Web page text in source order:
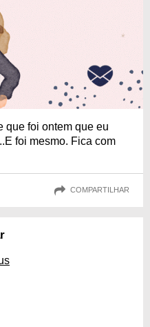
que foi ontem que eu
foi mesmo. Fica com
COMPARTILHAR